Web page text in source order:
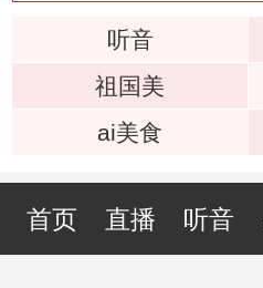
听音
祖国美
ai美食
首页 直播 听音